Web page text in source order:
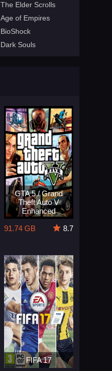
The Elder Scrolls
Age of Empires
BioShock
Dark Souls
GTA 5 / Grand
Theft Auto V
Enhanced
91.74 GB
8.7
FIFA 17